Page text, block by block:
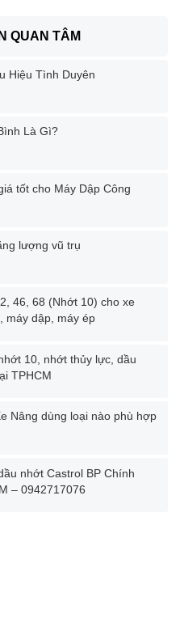
QUAN TÂM
Hiệu Tình Duyên
Là Gì?
tốt cho Máy Dập Công
lượng vũ trụ
46, 68 (Nhớt 10) cho xe
máy dập, máy ép
10, nhớt thủy lực, dầu
TPHCM
Nâng dùng loại nào phù hợp
nhớt Castrol BP Chính
– 0942717076